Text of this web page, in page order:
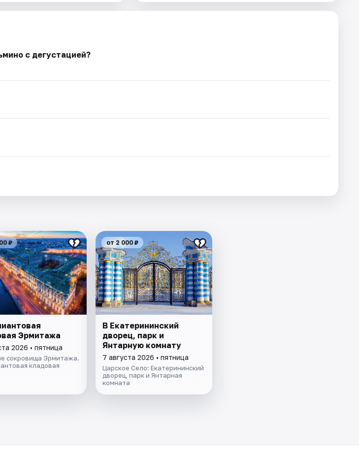
с дегустацией?
₽
Эрмитажа
2026 • пятница
сокровища Эрмитажа.
кладовая
от 2 000 ₽
В Екатерининский
дворец, парк и
Янтарную комнату
7 августа 2026 • пятница
Царское Село: Екатерининский
дворец, парк и Янтарная
комната